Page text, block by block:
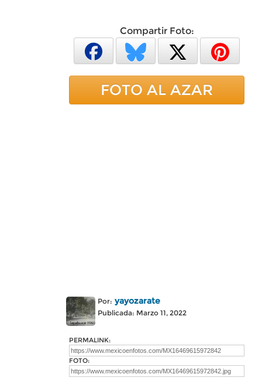
Compartir Foto:
FOTO AL AZAR
Por: yayozarate
Publicada: Marzo 11, 2022
PERMALINK:
FOTO: